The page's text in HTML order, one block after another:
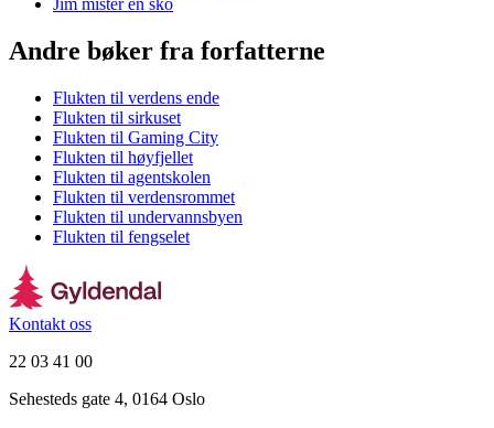
Andre bøker fra forfatterne
Flukten til verdens ende
Flukten til sirkuset
Flukten til Gaming City
Flukten til høyfjellet
Flukten til agentskolen
Flukten til verdensrommet
Flukten til undervannsbyen
Flukten til fengselet
Kontakt oss
22 03 41 00
Sehesteds gate 4, 0164 Oslo